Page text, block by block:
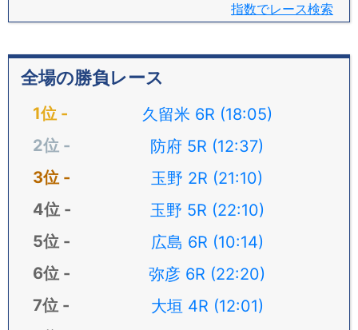
指数でレース検索
全場の勝負レース
久留米 6R (18:05)
防府 5R (12:37)
玉野 2R (21:10)
玉野 5R (22:10)
広島 6R (10:14)
弥彦 6R (22:20)
大垣 4R (12:01)